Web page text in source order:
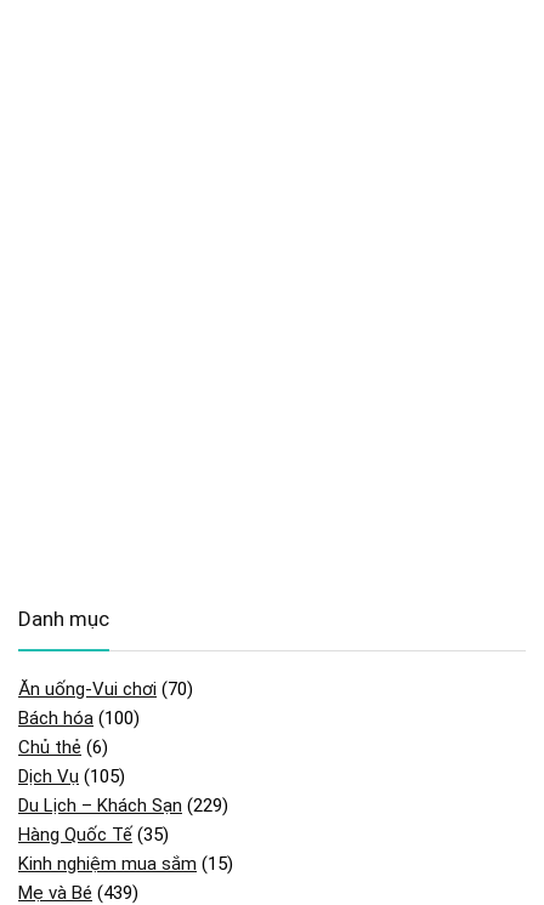
Danh mục
Ăn uống-Vui chơi (70)
Bách hóa (100)
Chủ thẻ (6)
Dịch Vụ (105)
Du Lịch – Khách Sạn (229)
Hàng Quốc Tế (35)
Kinh nghiệm mua sắm (15)
Mẹ và Bé (439)